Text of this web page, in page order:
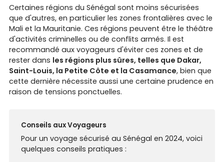
Certaines régions du Sénégal sont moins sécurisées
que d'autres, en particulier les zones frontalières avec le
Mali et la Mauritanie. Ces régions peuvent être le théâtre
d'activités criminelles ou de conflits armés. Il est
recommandé aux voyageurs d'éviter ces zones et de
rester dans les régions plus sûres, telles que Dakar,
Saint-Louis, la Petite Côte et la Casamance, bien que
cette dernière nécessite aussi une certaine prudence en
raison de tensions ponctuelles.
Conseils aux Voyageurs
Pour un voyage sécurisé au Sénégal en 2024, voici
quelques conseils pratiques :